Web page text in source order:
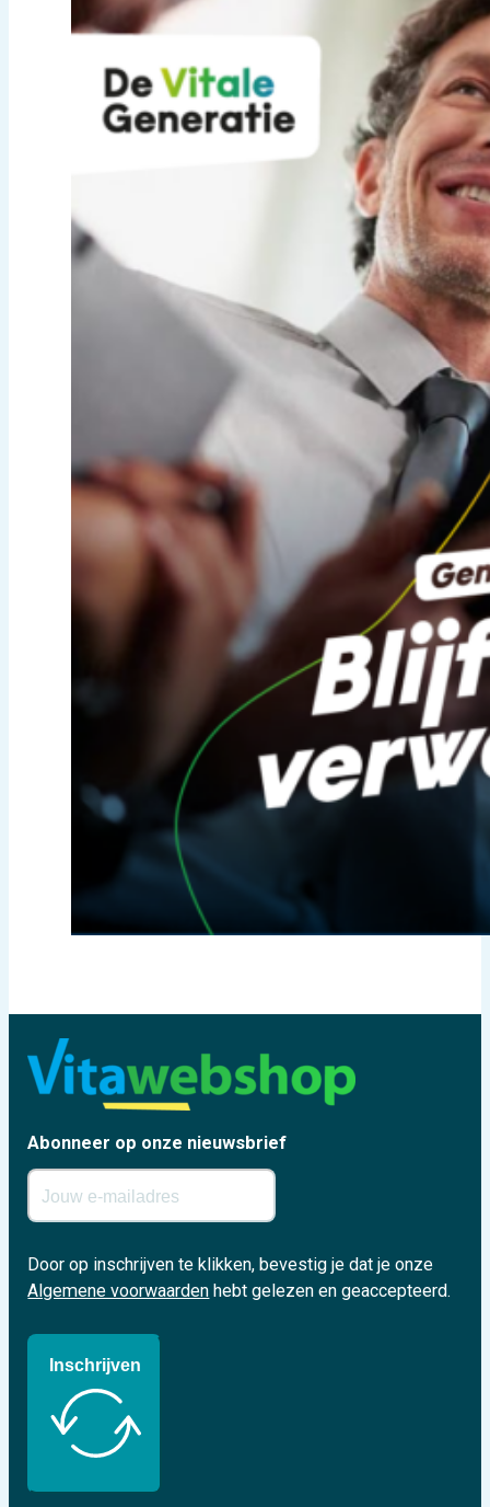
Abonneer op onze nieuwsbrief
Door op inschrijven te klikken, bevestig je dat je onze
Algemene voorwaarden hebt gelezen en geaccepteerd.
Inschrijven